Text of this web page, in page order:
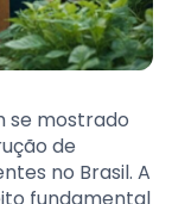
se mostrado
de
no Brasil. A
fundamental